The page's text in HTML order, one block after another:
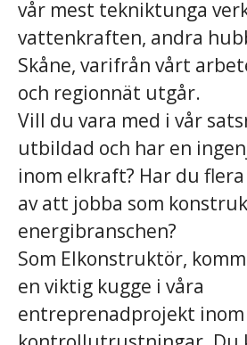
vår mest tekniktunga
vattenkraften, andra
Skåne, varifrån vårt
och regionnät utgår.
Vill du vara med i vår
utbildad och har en
inom elkraft? Har du
av att jobba som
energibranschen?
Som Elkonstruktör,
en viktig kugge i våra
entreprenadprojekt inom